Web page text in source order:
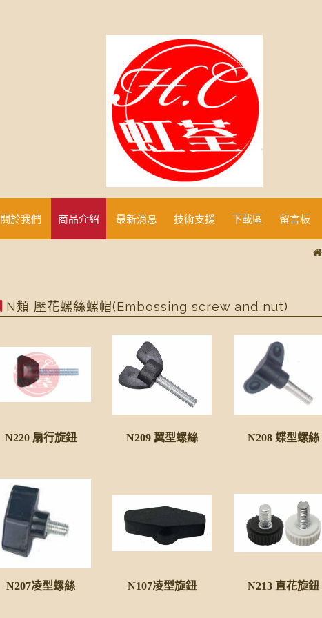
關於我們 商品介紹 最新消息 技術支援 下載區 留言板
N類 壓花螺絲螺帽(Embossing screw and nut)
N220 扇行旋鈕 N209 翼型螺絲 N208 蝶型螺絲
N207凌型螺絲 N107凌型旋鈕 N213 直花旋鈕